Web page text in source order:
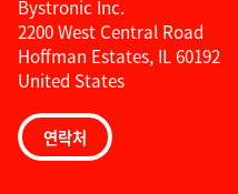
Bystronic Inc.
2200 West Central Road
Hoffman Estates, IL 60192
United States
연락처